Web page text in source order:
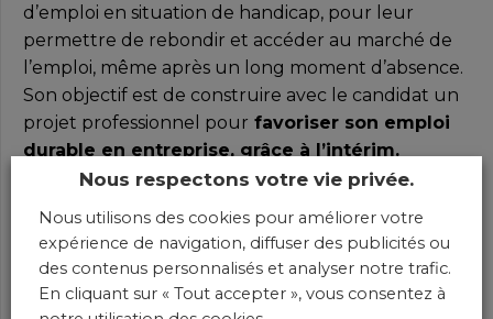
d’emploi en situation de handicap, pour leur
permettre de rebondir et accéder au marché de
l’emploi, même après un long moment d’absence.
Son objectif est de construire avec le candidat un
projet professionnel pour favoriser son emploi
durable en entreprise, grâce à l’intérim.
Nous respectons votre vie privée.
Nous utilisons des cookies pour améliorer votre
expérience de navigation, diffuser des publicités ou
des contenus personnalisés et analyser notre trafic.
En cliquant sur « Tout accepter », vous consentez à